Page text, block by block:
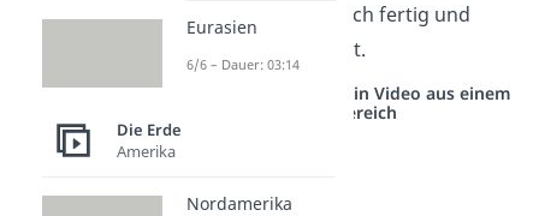
Jahren Bauzeit schließlich fertig und
wurde feierlich eröffnet.
Studyflix vernetzt: Hier ein Video aus einem
anderen Bereich
Eurasien
6/6 – Dauer: 03:14
Die Erde
Amerika
Nordamerika